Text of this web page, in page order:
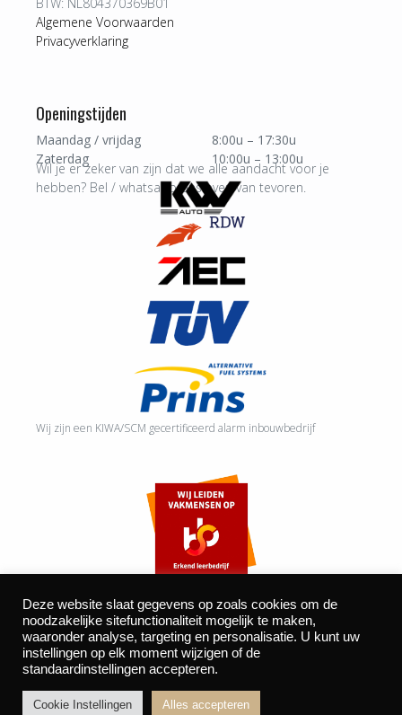
Algemene Voorwaarden
Privacyverklaring
Openingstijden
Maandag / vrijdag
8:00u – 17:30u
Zaterdag
10:00u – 13:00u
Wil je er zeker van zijn dat we alle aandacht voor je
hebben? Bel / whatsapp ons even van tevoren.
Wij zijn een KIWA/SCM gecertificeerd alarm inbouwbedrijf
©2026 Autocentrum Bijvelds BV. De Beeke 4, 5469 DW Erp
| website door
Deze website slaat gegevens op zoals cookies om de
noodzakelijke sitefunctionaliteit mogelijk te maken,
waaronder analyse, targeting en personalisatie. U kunt uw
instellingen op elk moment wijzigen of de
standaardinstellingen accepteren.
Cookie Instellingen Alles accepteren